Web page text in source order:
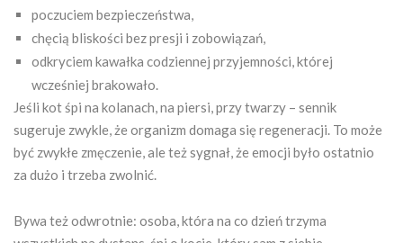
poczuciem bezpieczeństwa,
chęcią bliskości bez presji i zobowiązań,
odkryciem kawałka codziennej przyjemności, której
wcześniej brakowało.
Jeśli kot śpi na kolanach, na piersi, przy twarzy – sennik
sugeruje zwykle, że organizm domaga się regeneracji. To może
być zwykłe zmęczenie, ale też sygnał, że emocji było ostatnio
za dużo i trzeba zwolnić.
Bywa też odwrotnie: osoba, która na co dzień trzyma